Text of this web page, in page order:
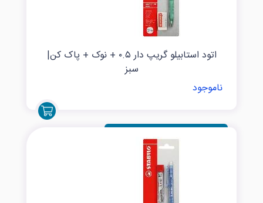
اتود استابیلو گریپ دار ۰.۵ + نوک + پاک کن|
سبز
ناموجود